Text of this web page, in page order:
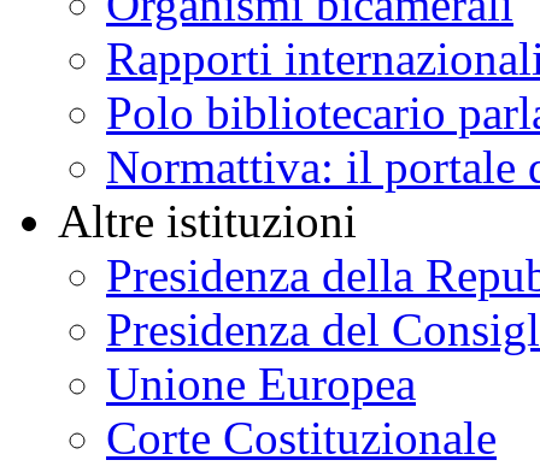
Rapporti
Polo bibliotecario
Normattiva: il portale
Altre istituzioni
Presidenza della
Presidenza del
Unione Europea
Corte Costituzionale